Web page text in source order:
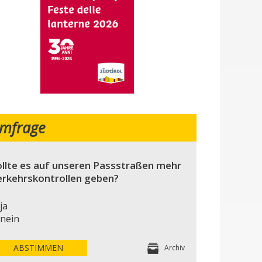
es auf unseren Passstraßen mehr
geben?
ja
nein
ABSTIMMEN Archiv